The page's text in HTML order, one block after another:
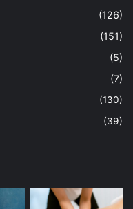
(126)
(151)
(5)
(7)
(130)
(39)